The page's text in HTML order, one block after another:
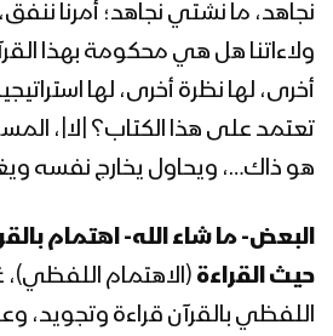
المحاضرة الرمضانية
ذكرى استشهاد الإمام
المحاضرة الرمضانية
1441هـ
المحاضرة الرمضانية
الثورة السيد
نجاهد، ما نشتي نجاهد؛ أمرنا
ولاءاتنا هل هي محكومة بهذا
أخرى، لها نظرة أخرى، لها
تعتمد على هذا الكتاب؟ |لا|،
هو ذاك…، ويحاول يخارج نفسه
البعض- ما شاء الله- اهتمام
حيث القراءة (الاهتمام اللفظي)،
اللفظي بالقرآن قراءة وتجويد،